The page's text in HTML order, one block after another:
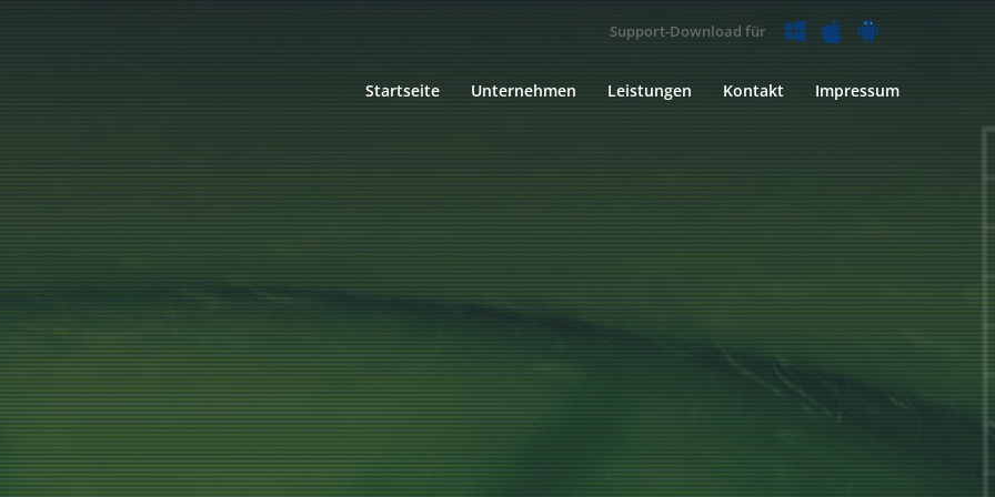
Support-Download für
Startseite Unternehmen Leistungen Kontakt Impressum